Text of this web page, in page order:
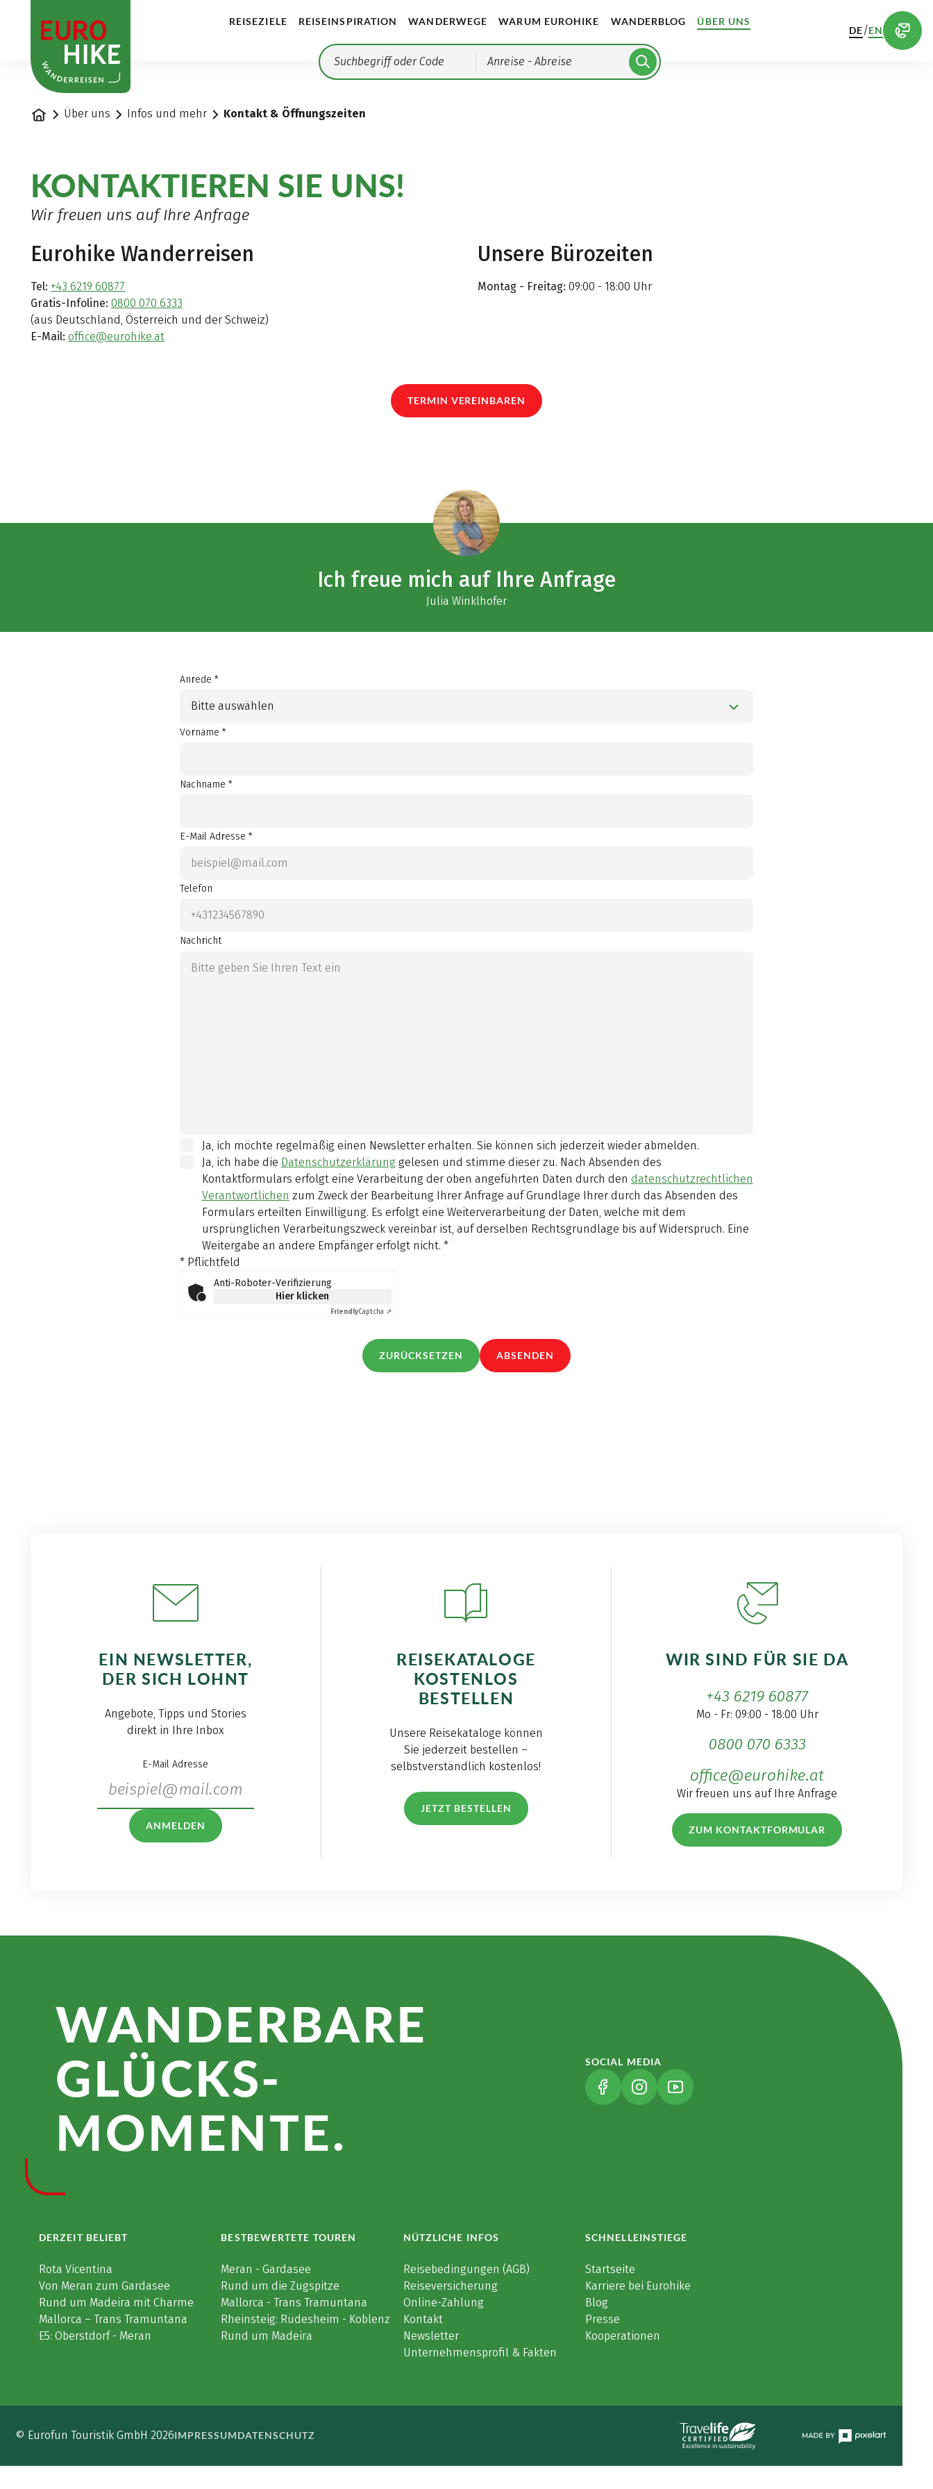
REISEZIELE REISEINSPIRATION WANDERWEGE WARUM EUROHIKE WANDERBLOG ÜBER UNS
Anreise - Abreise
DE/EN
StartseiteÜber uns Infos und mehr Kontakt & Öffnungszeiten
KONTAKTIEREN SIE UNS!
Wir freuen uns auf Ihre Anfrage
Eurohike Wanderreisen
Tel: +43 6219 60877
Gratis-Infoline: 0800 070 6333
(aus Deutschland, Österreich und der Schweiz)
E-Mail: office@eurohike.at
Unsere Bürozeiten
Montag - Freitag: 09:00 - 18:00 Uhr
TERMIN VEREINBAREN
Ich freue mich auf Ihre Anfrage
Julia Winklhofer
Anrede *
Bitte auswählen
Vorname *
Nachname *
E-Mail Adresse *
Telefon
Nachricht
Ja, ich möchte regelmäßig einen Newsletter erhalten. Sie können sich jederzeit wieder abmelden.
Ja, ich habe die Datenschutzerklärunggelesen und stimme dieser zu. Nach Absenden des
Kontaktformulars erfolgt eine Verarbeitung der oben angeführten Daten durch den datenschutzrechtlichen
Verantwortlichen zum Zweck der Bearbeitung Ihrer Anfrage auf Grundlage Ihrer durch das Absenden des
Formulars erteilten Einwilligung. Es erfolgt eine Weiterverarbeitung der Daten, welche mit dem
ursprünglichen Verarbeitungszweck vereinbar ist, auf derselben Rechtsgrundlage bis auf Widerspruch. Eine
Weitergabe an andere Empfänger erfolgt nicht. *
* Pflichtfeld
Anti-Roboter-Verifizierung
Hier klicken
FriendlyCaptcha ⇗
ZURÜCKSETZEN ABSENDEN
EIN NEWSLETTER,
DER SICH LOHNT
Angebote, Tipps und Stories
direkt in Ihre Inbox
E-Mail Adresse
ANMELDEN
REISEKATALOGE
KOSTENLOS
BESTELLEN
Unsere Reisekataloge können
Sie jederzeit bestellen –
selbstverständlich kostenlos!
JETZT BESTELLEN
WIR SIND FÜR SIE DA
+43 6219 60877
Mo - Fr: 09:00 - 18:00 Uhr
0800 070 6333
office@eurohike.at
Wir freuen uns auf Ihre Anfrage
ZUM KONTAKTFORMULAR
WANDER­BARE
GLÜCKS­
MOMENTE.
SOCIAL MEDIA
(LINK ÖFFNET IN NEUEM TAB)
(LINK ÖFFNET IN NEUEM TAB)
(LINK ÖFFNET IN NEUEM TAB)
DERZEIT BELIEBT
Rota Vicentina
Von Meran zum Gardasee
Rund um Madeira mit Charme
Mallorca – Trans Tramuntana
E5: Oberstdorf - Meran
BESTBEWERTETE TOUREN
Meran - Gardasee
Rund um die Zugspitze
Mallorca - Trans Tramuntana
Rheinsteig: Rüdesheim - Koblenz
Rund um Madeira
NÜTZLICHE INFOS
Reisebedingungen (AGB)
Reiseversicherung
Online-Zahlung
Kontakt
Newsletter
Unternehmensprofil & Fakten
SCHNELLEINSTIEGE
Startseite
Karriere bei Eurohike
Blog
Presse
Kooperationen
© Eurofun Touristik GmbH 2026IMPRESSUMDATENSCHUTZ